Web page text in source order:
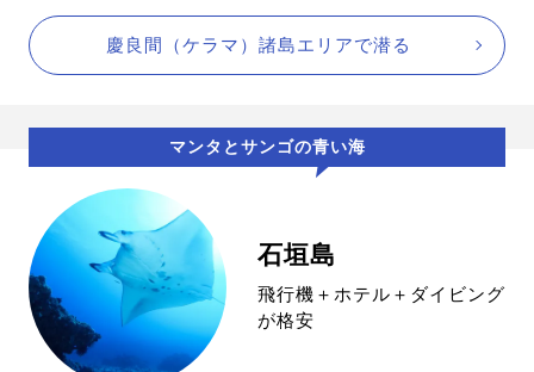
慶良間（ケラマ）諸島エリアで潜る
マンタとサンゴの青い海
石垣島
飛行機＋ホテル＋ダイビング
が格安